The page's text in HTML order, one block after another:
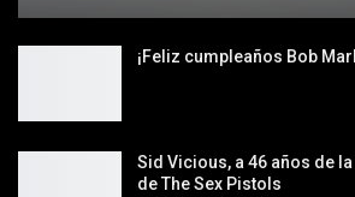
¡Feliz cumpleaños Bob
Sid Vicious, a 46 años de
de The Sex Pistols